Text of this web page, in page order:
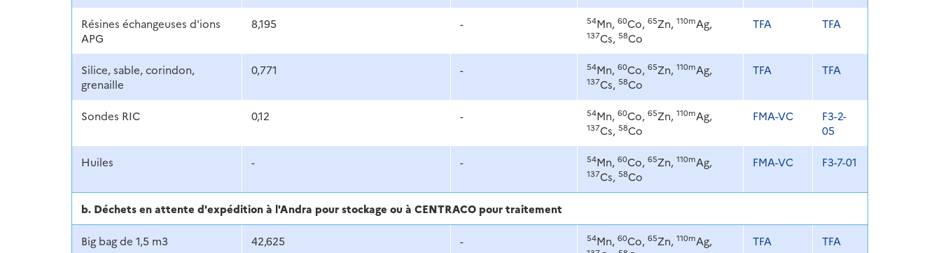
Résines échangeuses d'ions
APG
8,195 - 54Mn, 60Co, 65Zn, 110mAg,
137Cs, 58Co
TFA TFA
Silice, sable, corindon,
grenaille
0,771 - 54Mn, 60Co, 65Zn, 110mAg,
137Cs, 58Co
TFA TFA
Sondes RIC 0,12 - 54Mn, 60Co, 65Zn, 110mAg,
137Cs, 58Co
FMA-VC
F3-2-
05
Huiles - - 54Mn, 60Co, 65Zn, 110mAg,
137Cs, 58Co
FMA-VC F3-7-01
b. Déchets en attente d'expédition à l'Andra pour stockage ou à CENTRACO pour traitement
Big bag de 1,5 m3 42,625 - 54Mn, 60Co, 65Zn, 110mAg, TFA TFA